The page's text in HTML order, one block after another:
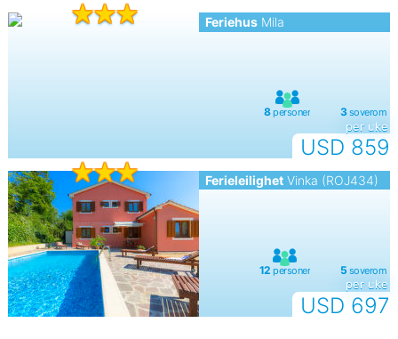
FeriehusMila
USD 859
per uke
FerieleilighetVinka (ROJ434)
USD 697
per uke